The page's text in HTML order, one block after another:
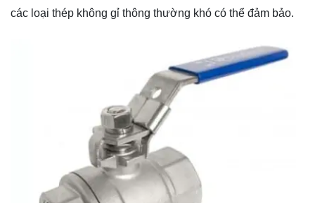
các loại thép không gỉ thông thường khó có thể đảm bảo.